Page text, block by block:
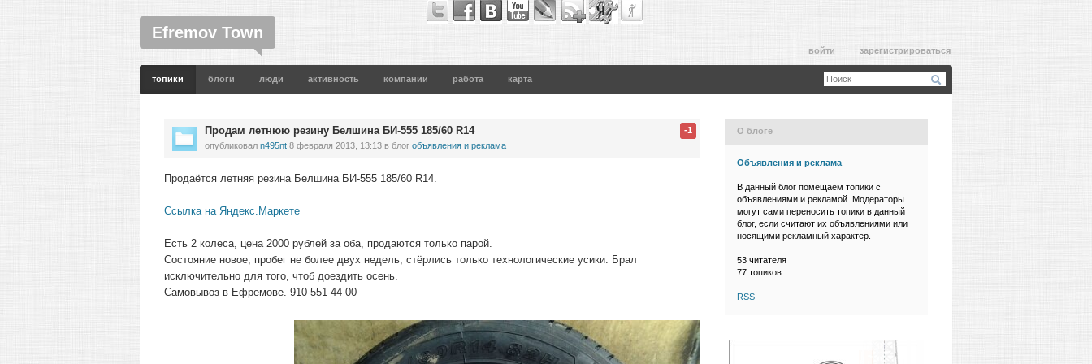
Efremov Town
войти зарегистрироваться
топики блоги люди активность компании работа карта
Продам летнюю резину Белшина БИ-555 185/60 R14
опубликовал n495nt 8 февраля 2013, 13:13 в блог объявления и реклама
-1
Продаётся летняя резина Белшина БИ-555 185/60 R14.
Ссылка на Яндекс.Маркете
Есть 2 колеса, цена 2000 рублей за оба, продаются только парой.
Состояние новое, пробег не более двух недель, стёрлись только технологические усики. Брал
исключительно для того, чтоб доездить осень.
Самовывоз в Ефремове. 910-551-44-00
О блоге
Объявления и реклама
В данный блог помещаем топики с
объявлениями и рекламой. Модераторы
могут сами переносить топики в данный
блог, если считают их объявлениями или
носящими рекламный характер.
53 читателя
77 топиков
RSS